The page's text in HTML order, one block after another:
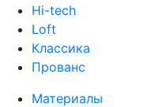
Hi-tech
Loft
Классика
Прованс
Материалы